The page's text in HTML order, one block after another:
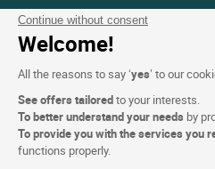
Continue without consent
Welcome!
All the reasons to say ‘yes’ to our
See offers tailoredto your interests.
To better understand your needs by
To provide you with the services you
functions properly.
Crediti fotografici
Facebook
Linkedin